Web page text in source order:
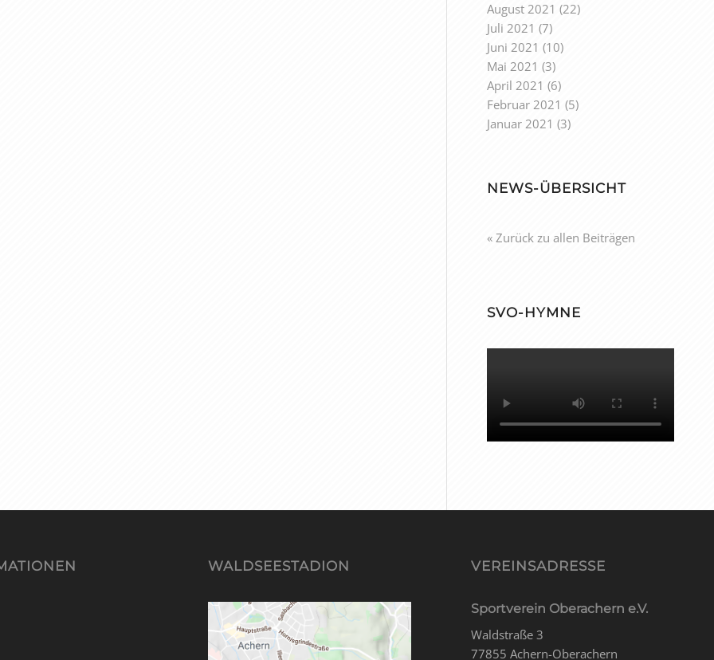
August 2021 (22)
Juli 2021 (7)
Juni 2021 (10)
Mai 2021 (3)
April 2021 (6)
Februar 2021 (5)
Januar 2021 (3)
NEWS-ÜBERSICHT
« Zurück zu allen Beiträgen
SVO-HYMNE
WALDSEESTADION VEREINSADRESSE
Sportverein Oberachern e.V.
Waldstraße 3
77855 Achern-Oberachern